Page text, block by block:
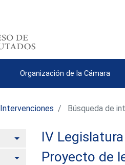
Organización de la Cámara
Intervenciones Búsqueda de
Alternar
Alternar
IV Legislatura
Proyecto de